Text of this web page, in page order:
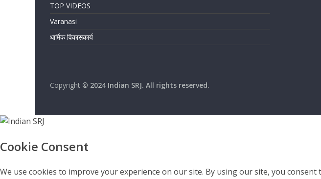
TOP VIDEOS
Varanasi
धार्मिक विकासकार्य
Copyright © 2024 Indian SRJ. All rights reserved.